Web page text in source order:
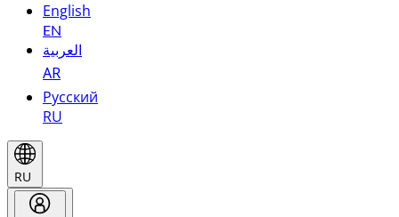
English
EN
العربية
AR
Русский
RU
RU